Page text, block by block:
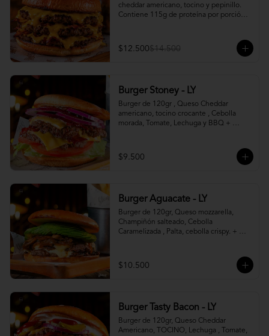
cheddar americano, tocino y pepinillo.
Contiene 115g de proteína por porción.
$12.500$14.500
Burger Stoney - LY
Burger de 120gr , Queso Cheddar
americano, tocino crocante , Cebolla
morada, Tomate, Lechuga y BBQ +
$9.500
Burger Aguacate - LY
Burger de 120gr, Queso mozzarella,
Champiñón salteado, Cebolla
Caramelizada , Palta, cebolla crispy. +
$10.500
Burger Tasty Bacon - LY
Burger de 120gr, Queso Cheddar
Americano, TOCINO, Lechuga , Tomate,